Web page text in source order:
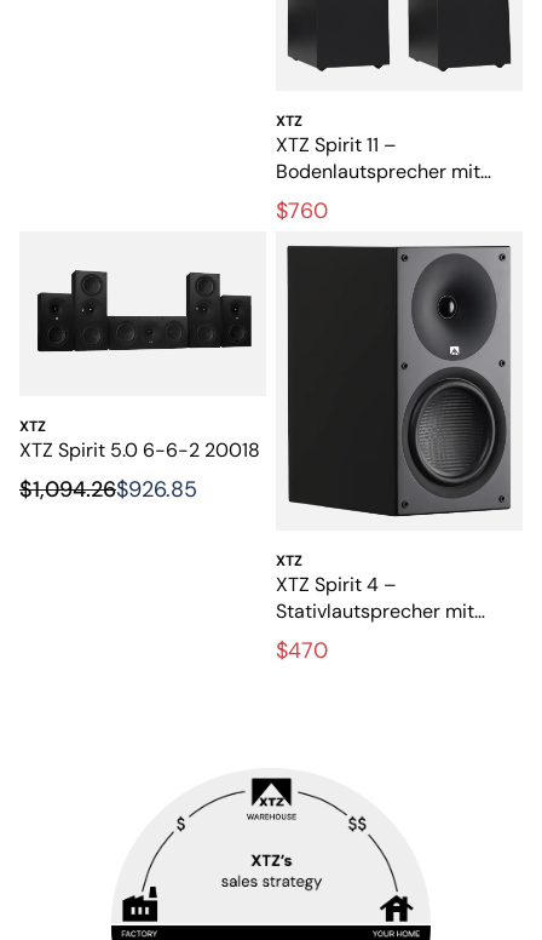
XTZ
XTZ Spirit 11 –
Bodenlautsprecher mit
großem und detailreichem
Klang
$760
XTZ
XTZ Spirit 5.0 6-6-2 20018
$1,094.26$926.85
XTZ
XTZ Spirit 4 –
Stativlautsprecher mit
vollem und dynamischem
Klang
$470